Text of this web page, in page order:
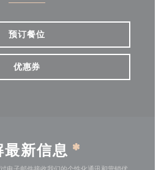
预订餐位
优惠券
最新信息 *